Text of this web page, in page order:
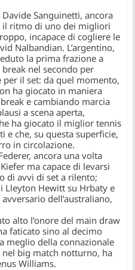
Davide Sanguinetti, ancora
il ritmo di uno dei migliori
incapace di cogliere le
Nalbandian. L’argentino,
la prima frazione a
nel secondo per
per il set: da quel momento,
ha giocato in maniera
e cambiando marcia
a scena aperta,
ha giocato il miglior tennis
e che, su questa superficie,
in circolazione.
, ancora una volta
ma capace di levarsi
di avvi di set a rilento;
Lleyton Hewitt su Hrbaty e
dell’australiano,
alto l’onore del main draw
faticato sino al decimo
meglio della connazionale
nel big match notturno, ha
Williams.